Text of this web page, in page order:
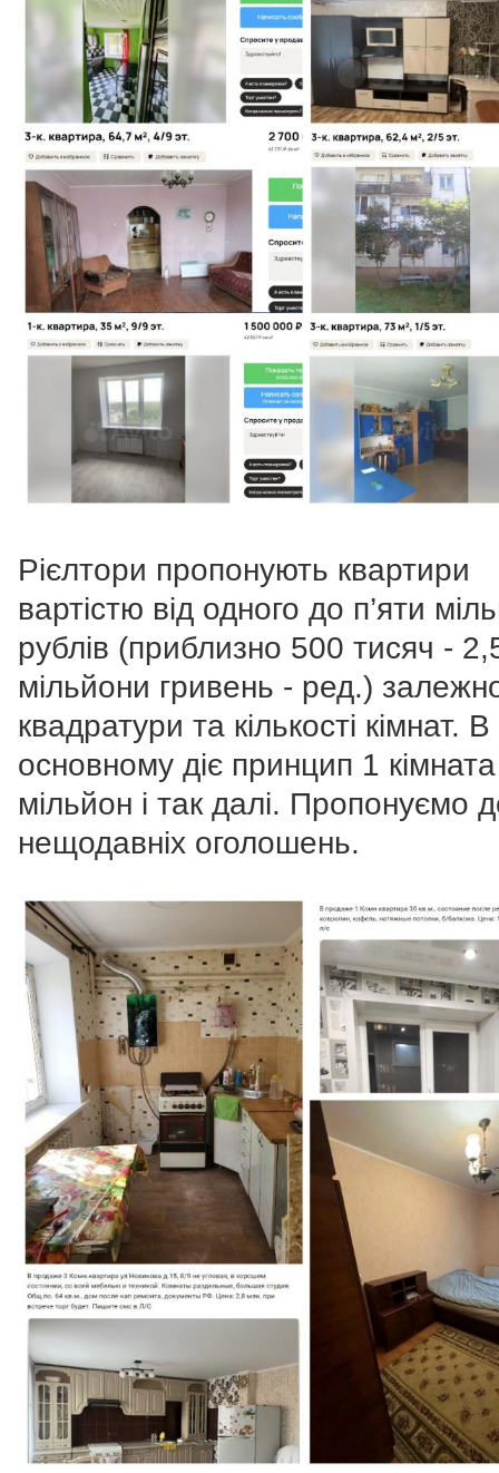
Рієлтори пропонують квартири
вартістю від одного до п’яти
рублів (приблизно 500 тисяч -
мільйони гривень - ред.)
квадратури та кількості кімнат. В
основному діє принцип 1
мільйон і так далі. Пропонуємо
нещодавніх оголошень.